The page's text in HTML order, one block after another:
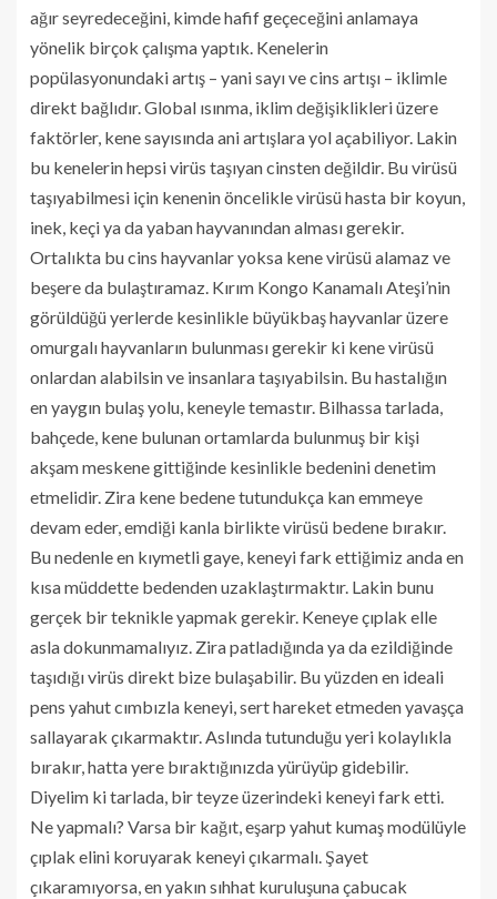
ağır seyredeceğini, kimde hafif geçeceğini anlamaya
yönelik birçok çalışma yaptık. Kenelerin
popülasyonundaki artış – yani sayı ve cins artışı – iklimle
direkt bağlıdır. Global ısınma, iklim değişiklikleri üzere
faktörler, kene sayısında ani artışlara yol açabiliyor. Lakin
bu kenelerin hepsi virüs taşıyan cinsten değildir. Bu virüsü
taşıyabilmesi için kenenin öncelikle virüsü hasta bir koyun,
inek, keçi ya da yaban hayvanından alması gerekir.
Ortalıkta bu cins hayvanlar yoksa kene virüsü alamaz ve
beşere da bulaştıramaz. Kırım Kongo Kanamalı Ateşi’nin
görüldüğü yerlerde kesinlikle büyükbaş hayvanlar üzere
omurgalı hayvanların bulunması gerekir ki kene virüsü
onlardan alabilsin ve insanlara taşıyabilsin. Bu hastalığın
en yaygın bulaş yolu, keneyle temastır. Bilhassa tarlada,
bahçede, kene bulunan ortamlarda bulunmuş bir kişi
akşam meskene gittiğinde kesinlikle bedenini denetim
etmelidir. Zira kene bedene tutundukça kan emmeye
devam eder, emdiği kanla birlikte virüsü bedene bırakır.
Bu nedenle en kıymetli gaye, keneyi fark ettiğimiz anda en
kısa müddette bedenden uzaklaştırmaktır. Lakin bunu
gerçek bir teknikle yapmak gerekir. Keneye çıplak elle
asla dokunmamalıyız. Zira patladığında ya da ezildiğinde
taşıdığı virüs direkt bize bulaşabilir. Bu yüzden en ideali
pens yahut cımbızla keneyi, sert hareket etmeden yavaşça
sallayarak çıkarmaktır. Aslında tutunduğu yeri kolaylıkla
bırakır, hatta yere bıraktığınızda yürüyüp gidebilir.
Diyelim ki tarlada, bir teyze üzerindeki keneyi fark etti.
Ne yapmalı? Varsa bir kağıt, eşarp yahut kumaş modülüyle
çıplak elini koruyarak keneyi çıkarmalı. Şayet
çıkaramıyorsa, en yakın sıhhat kuruluşuna çabucak